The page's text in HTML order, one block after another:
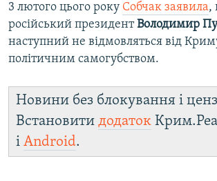
3 лютого цього року Собчак заявила,
російський президентВолодимир
наступний не відмовляться від
політичним самогубством.
Новини без блокування і
Встановити додаток
і Android.